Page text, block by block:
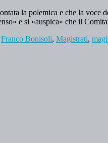
la polemica e che la
e si «auspica» che il
Franco Bonisoli, Magistrati,